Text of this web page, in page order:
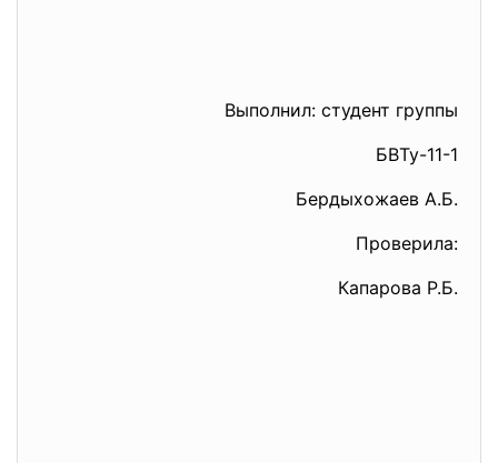
Выполнил: студент группы
БВТу-11-1
Бердыхожаев А.Б.
Проверила:
Капарова Р.Б.